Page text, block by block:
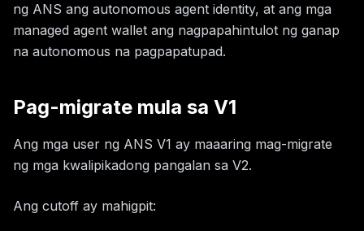
ng ANS ang autonomous agent identity, at ang mga
managed agent wallet ang nagpapahintulot ng ganap
na autonomous na pagpapatupad.
Pag-migrate mula sa V1
Ang mga user ng ANS V1 ay maaaring mag-migrate
ng mga kwalipikadong pangalan sa V2.
Ang cutoff ay mahigpit: